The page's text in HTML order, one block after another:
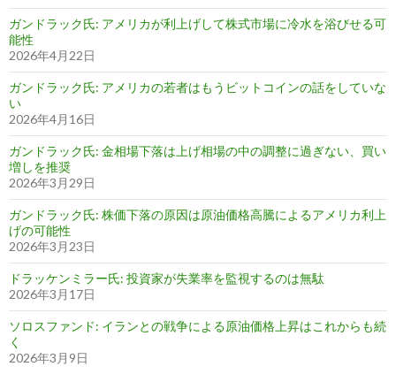
ガンドラック氏: アメリカが利上げして株式市場に冷水を浴びせる可
能性
2026年4月22日
ガンドラック氏: アメリカの若者はもうビットコインの話をしていな
い
2026年4月16日
ガンドラック氏: 金相場下落は上げ相場の中の調整に過ぎない、買い
増しを推奨
2026年3月29日
ガンドラック氏: 株価下落の原因は原油価格高騰によるアメリカ利上
げの可能性
2026年3月23日
ドラッケンミラー氏: 投資家が失業率を監視するのは無駄
2026年3月17日
ソロスファンド: イランとの戦争による原油価格上昇はこれからも続
く
2026年3月9日